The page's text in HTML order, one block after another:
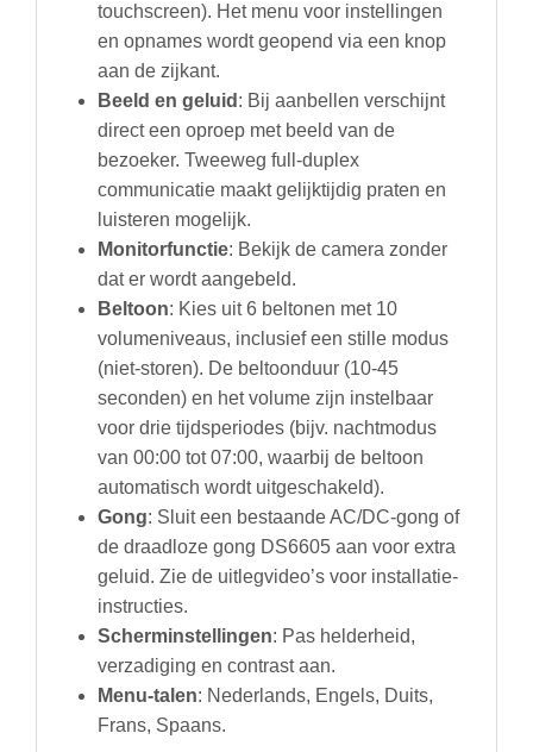
touchscreen). Het menu voor instellingen
en opnames wordt geopend via een knop
aan de zijkant.
Beeld en geluid : Bij aanbellen verschijnt
direct een oproep met beeld van de
bezoeker. Tweeweg full-duplex
communicatie maakt gelijktijdig praten en
luisteren mogelijk.
Monitorfunctie: Bekijk de camera zonder
dat er wordt aangebeld.
Beltoon: Kies uit 6 beltonen met 10
volumeniveaus, inclusief een stille modus
(niet-storen). De beltoonduur (10-45
seconden) en het volume zijn instelbaar
voor drie tijdsperiodes (bijv. nachtmodus
van 00:00 tot 07:00, waarbij de beltoon
automatisch wordt uitgeschakeld).
Gong: Sluit een bestaande AC/DC-gong of
de draadloze gong DS6605 aan voor extra
geluid. Zie de uitlegvideo’s voor installatie-
instructies.
Scherminstellingen: Pas helderheid,
verzadiging en contrast aan.
Menu-talen: Nederlands, Engels, Duits,
Frans, Spaans.